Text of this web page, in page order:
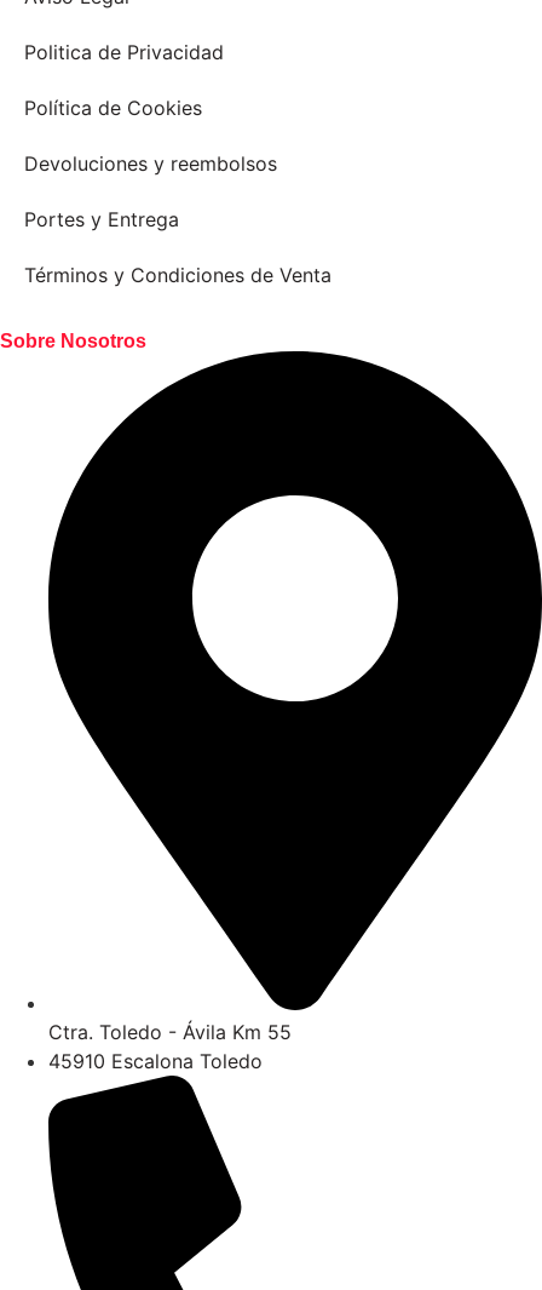
Politica de Privacidad
Política de Cookies
Devoluciones y reembolsos
Portes y Entrega
Términos y Condiciones de Venta
Sobre Nosotros
Ctra. Toledo - Ávila Km 55
45910 Escalona Toledo